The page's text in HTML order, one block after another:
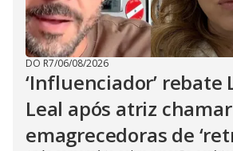
DO R7/06/08/2026
‘Influenciador’ rebate
Leal após atriz
emagrecedoras de